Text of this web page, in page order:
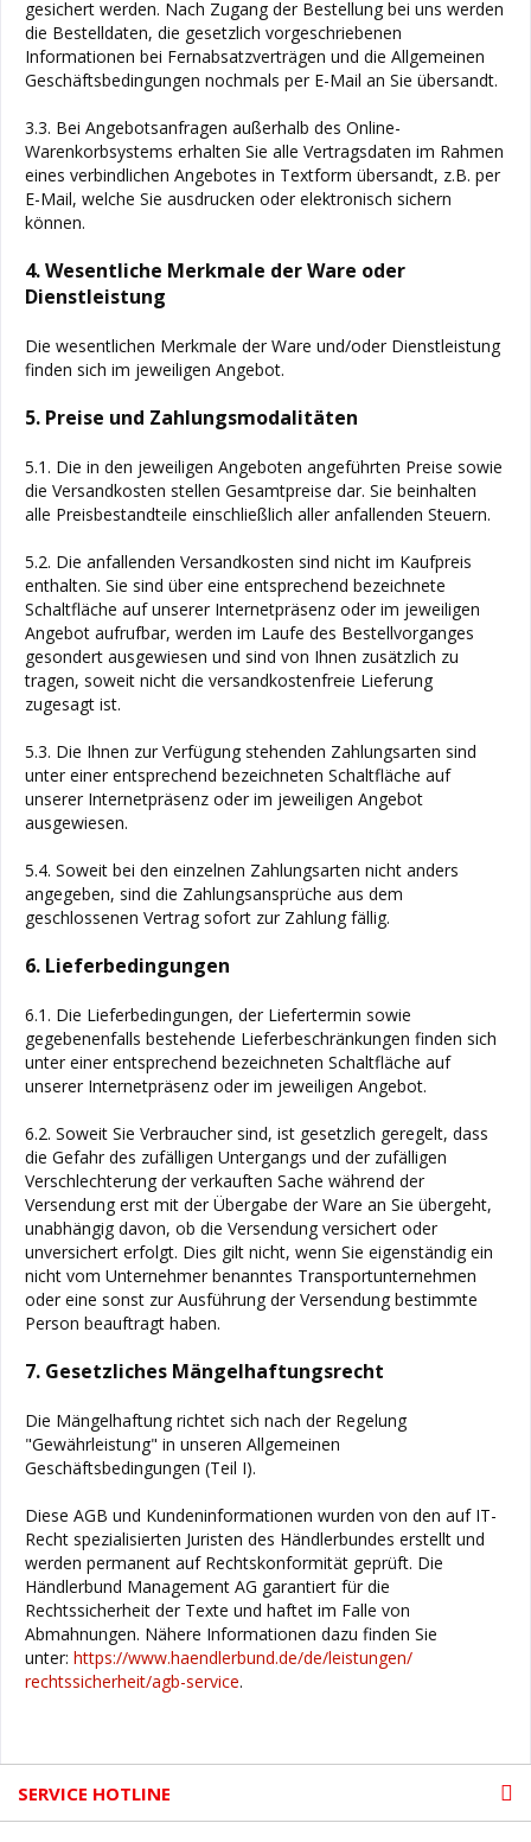
gesichert werden. Nach Zugang der Bestellung bei uns werden
die Bestelldaten, die gesetzlich vorgeschriebenen
Informationen bei Fernabsatzverträgen und die Allgemeinen
Geschäftsbedingungen nochmals per E-Mail an Sie übersandt.
3.3. Bei Angebotsanfragen außerhalb des Online-
Warenkorbsystems erhalten Sie alle Vertragsdaten im Rahmen
eines verbindlichen Angebotes in Textform übersandt, z.B. per
E-Mail, welche Sie ausdrucken oder elektronisch sichern
können.
4. Wesentliche Merkmale der Ware oder
Dienstleistung
Die wesentlichen Merkmale der Ware und/oder Dienstleistung
finden sich im jeweiligen Angebot.
5. Preise und Zahlungsmodalitäten
5.1. Die in den jeweiligen Angeboten angeführten Preise sowie
die Versandkosten stellen Gesamtpreise dar. Sie beinhalten
alle Preisbestandteile einschließlich aller anfallenden Steuern.
5.2. Die anfallenden Versandkosten sind nicht im Kaufpreis
enthalten. Sie sind über eine entsprechend bezeichnete
Schaltfläche auf unserer Internetpräsenz oder im jeweiligen
Angebot aufrufbar, werden im Laufe des Bestellvorganges
gesondert ausgewiesen und sind von Ihnen zusätzlich zu
tragen, soweit nicht die versandkostenfreie Lieferung
zugesagt ist.
5.3. Die Ihnen zur Verfügung stehenden Zahlungsarten sind
unter einer entsprechend bezeichneten Schaltfläche auf
unserer Internetpräsenz oder im jeweiligen Angebot
ausgewiesen.
5.4. Soweit bei den einzelnen Zahlungsarten nicht anders
angegeben, sind die Zahlungsansprüche aus dem
geschlossenen Vertrag sofort zur Zahlung fällig.
6. Lieferbedingungen
6.1. Die Lieferbedingungen, der Liefertermin sowie
gegebenenfalls bestehende Lieferbeschränkungen finden sich
unter einer entsprechend bezeichneten Schaltfläche auf
unserer Internetpräsenz oder im jeweiligen Angebot.
6.2. Soweit Sie Verbraucher sind, ist gesetzlich geregelt, dass
die Gefahr des zufälligen Untergangs und der zufälligen
Verschlechterung der verkauften Sache während der
Versendung erst mit der Übergabe der Ware an Sie übergeht,
unabhängig davon, ob die Versendung versichert oder
unversichert erfolgt. Dies gilt nicht, wenn Sie eigenständig ein
nicht vom Unternehmer benanntes Transportunternehmen
oder eine sonst zur Ausführung der Versendung bestimmte
Person beauftragt haben.
7. Gesetzliches Mängelhaftungsrecht
Die Mängelhaftung richtet sich nach der Regelung
"Gewährleistung" in unseren Allgemeinen
Geschäftsbedingungen (Teil I).
Diese AGB und Kundeninformationen wurden von den auf IT-
Recht spezialisierten Juristen des Händlerbundes erstellt und
werden permanent auf Rechtskonformität geprüft. Die
Händlerbund Management AG garantiert für die
Rechtssicherheit der Texte und haftet im Falle von
Abmahnungen. Nähere Informationen dazu finden Sie
unter: https://www.haendlerbund.de/de/leistungen/
rechtssicherheit/agb-service.
SERVICE HOTLINE